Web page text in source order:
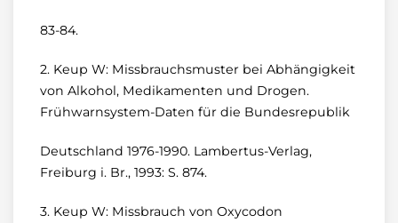
83-84.
2. Keup W: Missbrauchsmuster bei Abhängigkeit
von Alkohol, Medikamenten und Drogen.
Frühwarnsystem-Daten für die Bundesrepublik
Deutschland 1976-1990. Lambertus-Verlag,
Freiburg i. Br., 1993: S. 874.
3. Keup W: Missbrauch von Oxycodon